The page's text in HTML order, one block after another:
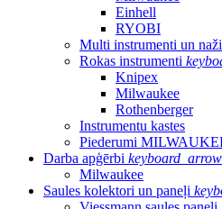
Einhell
RYOBI
Multi instrumenti un naži
Rokas instrumenti
Knipex
Milwaukee
Rothenberger
Instrumentu kastes
Piederumi
Darba apģērbi
Milwaukee
Saules kolektori un paneļi